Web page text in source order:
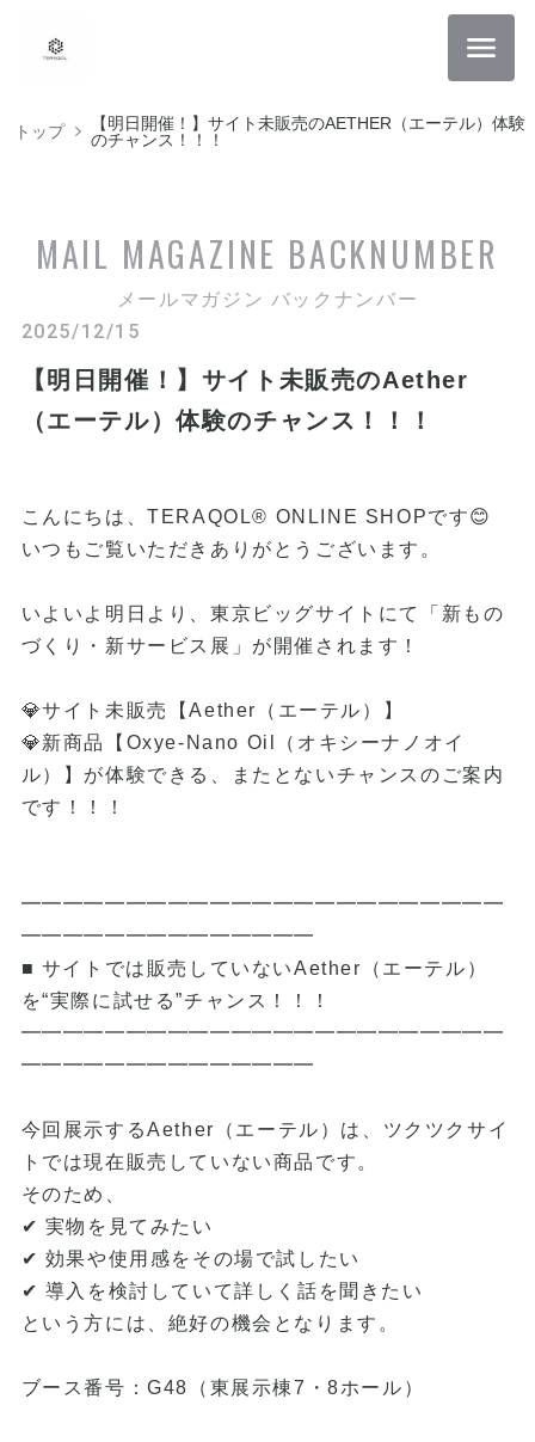
トップ
【明日開催！】サイト未販売のAETHER（エーテル）体験
のチャンス！！！
MAIL MAGAZINE BACKNUMBER
メールマガジン バックナンバー
2025/12/15
【明日開催！】サイト未販売のAether
（エーテル）体験のチャンス！！！
こんにちは、TERAQOL® ONLINE SHOPです😊
いつもご覧いただきありがとうございます。
いよいよ明日より、東京ビッグサイトにて「新もの
づくり・新サービス展」が開催されます！
💎サイト未販売【Aether（エーテル）】
💎新商品【Oxye-Nano Oil（オキシーナノオイ
ル）】が体験できる、またとないチャンスのご案内
です！！！
━━━━━━━━━━━━━━━━━━━━━━━
━━━━━━━━━━━━━━
■ サイトでは販売していないAether（エーテル）
を“実際に試せる”チャンス！！！
━━━━━━━━━━━━━━━━━━━━━━━
━━━━━━━━━━━━━━
今回展示するAether（エーテル）は、ツクツクサイ
トでは現在販売していない商品です。
そのため、
✔ 実物を見てみたい
✔ 効果や使用感をその場で試したい
✔ 導入を検討していて詳しく話を聞きたい
という方には、絶好の機会となります。
ブース番号：G48（東展示棟7・8ホール）